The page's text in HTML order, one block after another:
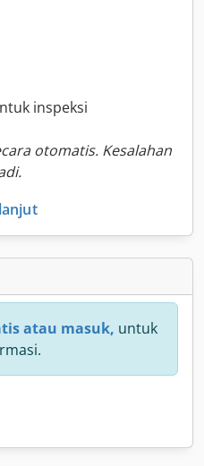
inspeksi
otomatis. Kesalahan
atau masuk, untuk